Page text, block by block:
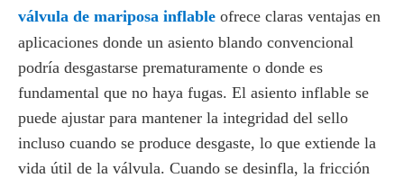
válvula de mariposa inflable ofrece claras ventajas en
aplicaciones donde un asiento blando convencional
podría desgastarse prematuramente o donde es
fundamental que no haya fugas. El asiento inflable se
puede ajustar para mantener la integridad del sello
incluso cuando se produce desgaste, lo que extiende la
vida útil de la válvula. Cuando se desinfla, la fricción